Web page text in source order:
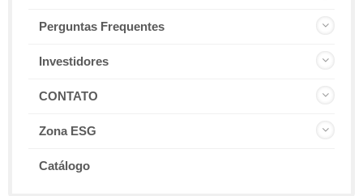
Perguntas Frequentes
Investidores
CONTATO
Zona ESG
Catálogo